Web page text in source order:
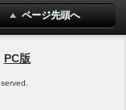
ページ先頭へ
PC版